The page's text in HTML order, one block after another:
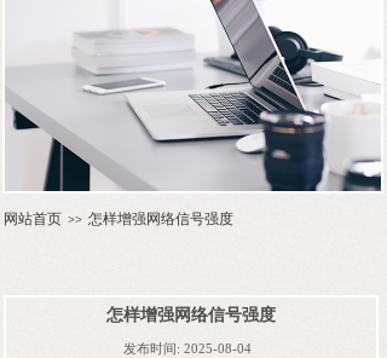
网站首页 >> 怎样增强网络信号强度
怎样增强网络信号强度
发布时间: 2025-08-04